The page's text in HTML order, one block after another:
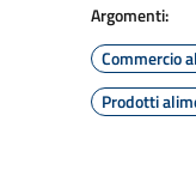
Argomenti:
Commercio
Prodotti